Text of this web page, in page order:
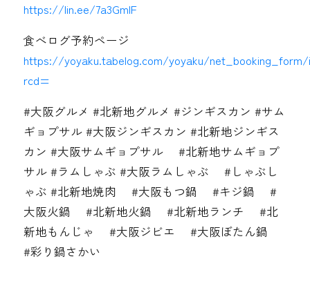
https://lin.ee/7a3GmIF
食べログ予約ページ
https://yoyaku.tabelog.com/yoyaku/net_booking_form/
rcd=
#大阪グルメ #北新地グルメ #ジンギスカン #サム
ギョプサル #大阪ジンギスカン #北新地ジンギス
カン #大阪サムギョプサル #北新地サムギョプ
サル #ラムしゃぶ #大阪ラムしゃぶ #しゃぶし
ゃぶ #北新地焼肉 #大阪もつ鍋 #キジ鍋 #
大阪火鍋 #北新地火鍋 #北新地ランチ #北
新地もんじゃ #大阪ジビエ #大阪ぼたん鍋
#彩り鍋さかい